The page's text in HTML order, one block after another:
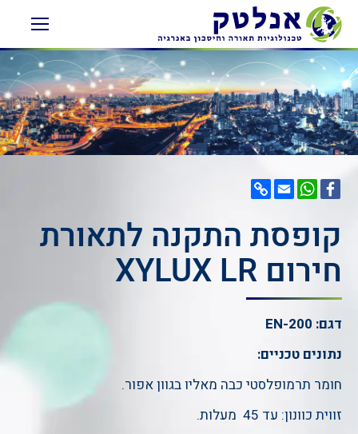
Facebook
WhatsApp
Email
Copy
Link
קופסת התקנה לתאורת
חירום XYLUX LR
דגם: EN-200
נתונים טכניים:
חומר תרמופלסטי כבה מאליו בגוון אפור.
זווית כוונון: עד 45 מעלות.